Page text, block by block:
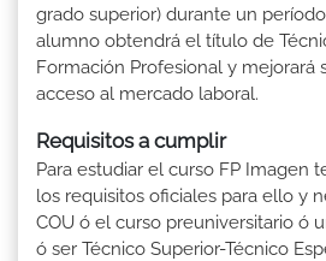
grado superior) durante un
alumno obtendrá el título de
Formación Profesional y mejorará
acceso al mercado laboral.
Requisitos a cumplir
Para estudiar el curso FP Imagen
los requisitos oficiales para ello y
COU ó el curso preuniversitario ó
ó ser Técnico Superior-Técnico